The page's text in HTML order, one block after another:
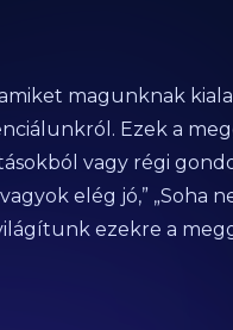
magunknak
Ezek a
vagy régi
elég jó,” „Soha
ezekre a